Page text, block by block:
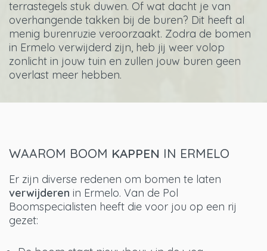
terrastegels stuk duwen. Of wat dacht je van
overhangende takken bij de buren? Dit heeft al
menig burenruzie veroorzaakt. Zodra de bomen
in Ermelo verwijderd zijn, heb jij weer volop
zonlicht in jouw tuin en zullen jouw buren geen
overlast meer hebben.
WAAROM BOOM KAPPEN IN ERMELO
Er zijn diverse redenen om bomen te laten
verwijderen in Ermelo. Van de Pol
Boomspecialisten heeft die voor jou op een rij
gezet: